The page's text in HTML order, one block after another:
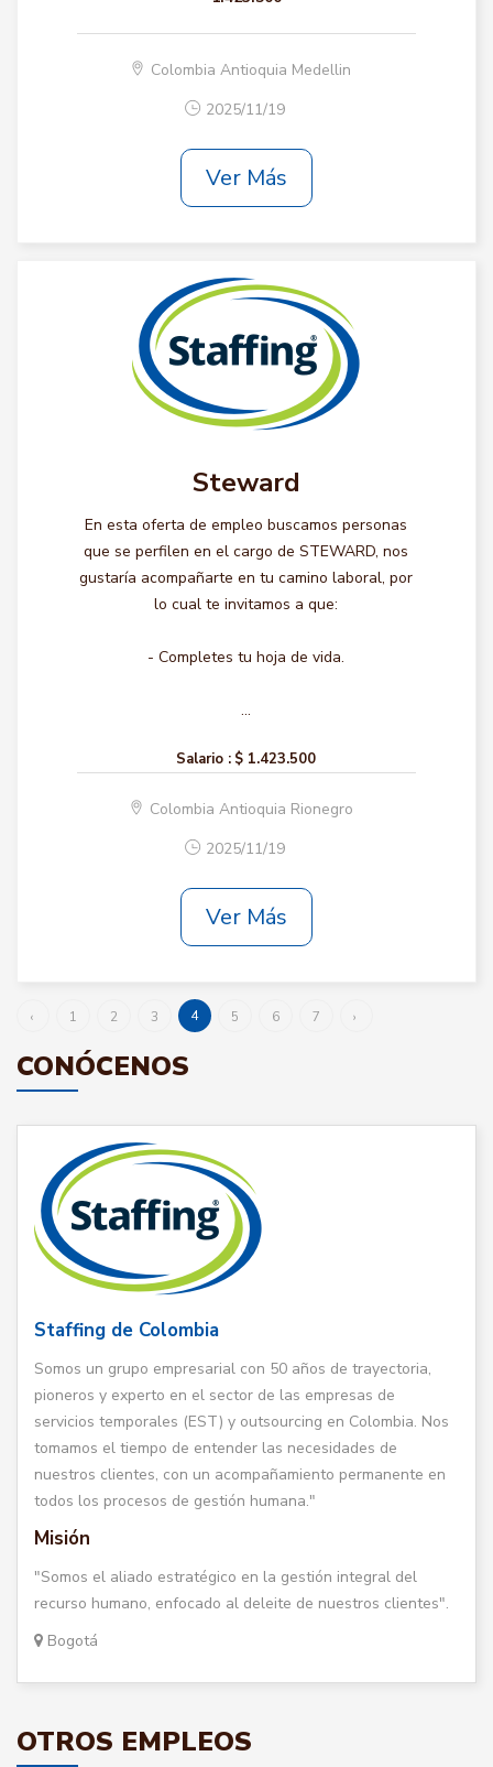
Colombia Antioquia Medellin
2025/11/19
Ver Más
Steward
En esta oferta de empleo buscamos personas
que se perfilen en el cargo de STEWARD, nos
gustaría acompañarte en tu camino laboral, por
lo cual te invitamos a que:
- Completes tu hoja de vida.
...
Salario : $ 1.423.500
Colombia Antioquia Rionegro
2025/11/19
Ver Más
‹ 1 2 3 4 5 6 7 ›
CONÓCENOS
Staffing de Colombia
Somos un grupo empresarial con 50 años de trayectoria,
pioneros y experto en el sector de las empresas de
servicios temporales (EST) y outsourcing en Colombia. Nos
tomamos el tiempo de entender las necesidades de
nuestros clientes, con un acompañamiento permanente en
todos los procesos de gestión humana."
Misión
"Somos el aliado estratégico en la gestión integral del
recurso humano, enfocado al deleite de nuestros clientes".
Bogotá
OTROS EMPLEOS